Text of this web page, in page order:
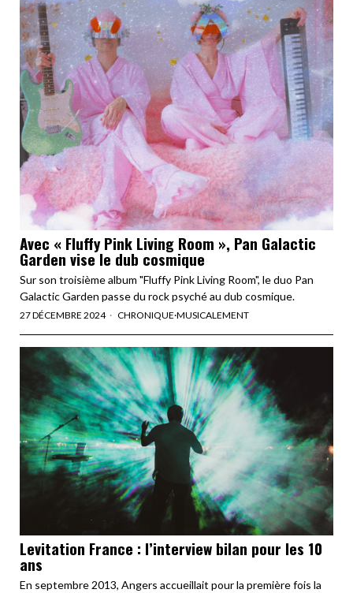
Avec « Fluffy Pink Living Room », Pan Galactic
Garden vise le dub cosmique
Sur son troisième album "Fluffy Pink Living Room", le duo Pan
Galactic Garden passe du rock psyché au dub cosmique.
27 DÉCEMBRE 2024 CHRONIQUE·MUSICALEMENT
Levitation France : l’interview bilan pour les 10
ans
En septembre 2013, Angers accueillait pour la première fois la